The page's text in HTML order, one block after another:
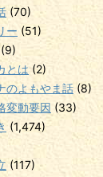
(70)
ー (51)
(9)
とは(2)
のよもやま話 (8)
変動要因 (33)
(1,474)
(117)